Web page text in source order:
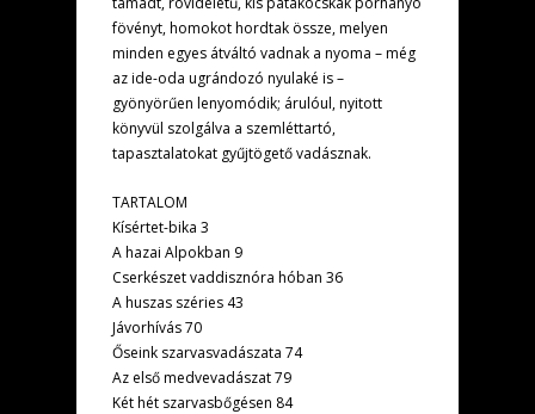
fövényt, homokot hordtak össze, melyen
minden egyes átváltó vadnak a nyoma – még
az ide-oda ugrándozó nyulaké is –
gyönyörűen lenyomódik; árulóul, nyitott
könyvül szolgálva a szemléttartó,
tapasztalatokat gyűjtögető vadásznak.
TARTALOM
Kísértet-bika 3
A hazai Alpokban 9
Cserkészet vaddisznóra hóban 36
A huszas széries 43
Jávorhívás 70
Őseink szarvasvadászata 74
Az első medvevadászat 79
Két hét szarvasbőgésen 84